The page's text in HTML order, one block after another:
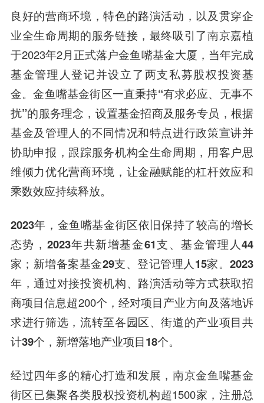
良好的营商环境，特色的路演活动，以及贯穿企
业全生命周期的服务链接，最终吸引了南京嘉植
于2023年2月正式落户金鱼嘴基金大厦，当年完成
基金管理人登记并设立了两支私募股权投资基
金。金鱼嘴基金街区一直秉持“有求必应、无事不
扰”的服务理念，设置基金招商及服务专员，根据
基金及管理人的不同情况和特点进行政策宣讲并
协助申报，跟踪服务机构全生命周期，用客户思
维倾力优化营商环境，让金融赋能的杠杆效应和
乘数效应持续释放。
2023年 ，金鱼嘴基金街区依旧保持了较高的增长
态势， 2023年共新增基金61支、基金管理人44
家；新增备案基金29支、登记管理人15家。2023
年 ，通过对接投资机构、路演活动等方式获取招
商项目信息超200个，经对项目产业方向及落地诉
求进行筛选，流转至各园区、街道的产业项目共
计39个 ，新增落地产业项目18个。
经过四年多的精心打造和发展，南京金鱼嘴基金
街区已集聚各类股权投资机构超1500家，注册总